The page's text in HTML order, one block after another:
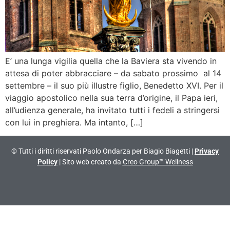
E’ una lunga vigilia quella che la Baviera sta vivendo in
attesa di poter abbracciare – da sabato prossimo al 14
settembre – il suo più illustre figlio, Benedetto XVI. Per il
viaggio apostolico nella sua terra d’origine, il Papa ieri,
all’udienza generale, ha invitato tutti i fedeli a stringersi
con lui in preghiera. Ma intanto, […]
© Tutti i diritti riservati Paolo Ondarza per Biagio Biagetti | Privacy
Policy| Sito web creato da Creo Group™ Wellness